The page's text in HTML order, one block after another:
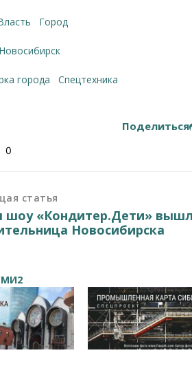
Власть Город
Новосибирск
города спецтехника
Поделиться
0
статья
шоу «Кондитер.Дети»
Новосибирска